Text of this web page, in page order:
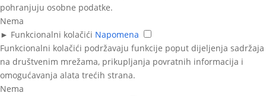
pohranjuju osobne podatke.
Nema
► Funkcionalni kolačići Napomena
Funkcionalni kolačići podržavaju funkcije poput dijeljenja sadržaja
na društvenim mrežama, prikupljanja povratnih informacija i
omogućavanja alata trećih strana.
Nema